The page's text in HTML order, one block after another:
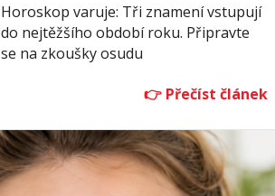
Horoskop varuje: Tři znamení vstupují
do nejtěžšího období roku. Připravte
se na zkoušky osudu